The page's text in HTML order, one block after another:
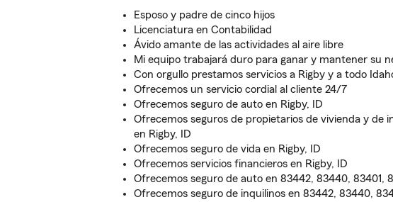
Esposo y padre de cinco hijos
Licenciatura en Contabilidad
Ávido amante de las actividades al aire libre
Mi equipo trabajará duro para ganar y mantener su
Con orgullo prestamos servicios a Rigby y a todo
Ofrecemos un servicio cordial al cliente 24/7
Ofrecemos seguro de auto en Rigby, ID
Ofrecemos seguros de propietarios de vivienda y de
en Rigby, ID
Ofrecemos seguro de vida en Rigby, ID
Ofrecemos servicios financieros en Rigby, ID
Ofrecemos seguro de auto en 83442, 83440, 83401,
Ofrecemos seguro de inquilinos en 83442, 83440,